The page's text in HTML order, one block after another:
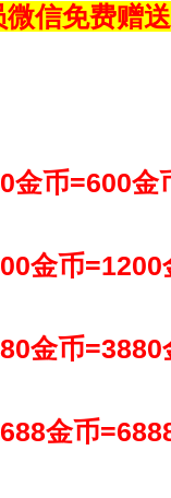
信免费赠
金币=600金
金币=1200
金币=3880
金币